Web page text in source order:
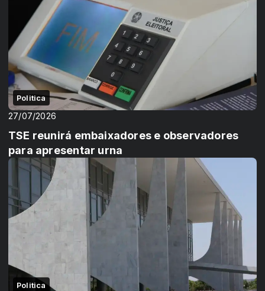
Politica
27/07/2026
TSE reunirá embaixadores e observadores
para apresentar urna
Politica